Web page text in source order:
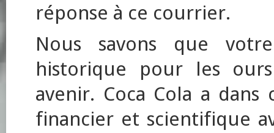
réponse à ce courrier.
Nous savons que
historique pour les
avenir. Coca Cola a
financier et scientifique